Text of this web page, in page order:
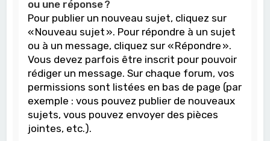
ou une réponse ?
Pour publier un nouveau sujet, cliquez sur
« Nouveau sujet ». Pour répondre à un sujet
ou à un message, cliquez sur « Répondre ».
Vous devez parfois être inscrit pour pouvoir
rédiger un message. Sur chaque forum, vos
permissions sont listées en bas de page (par
exemple : vous pouvez publier de nouveaux
sujets, vous pouvez envoyer des pièces
jointes, etc.).